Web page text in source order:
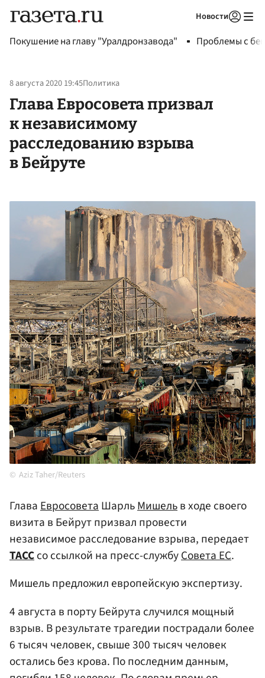
Новости
Покушение на главу "Уралдронзавода" Проблемы с
8 августа 2020 19:45Политика
Глава Евросовета призвал
к независимому
расследованию взрыва
в Бейруте
Aziz Taher/Reuters
ГлаваЕвросоветаШарльМишельв ходе своего
визита в Бейрут призвал провести
независимое расследование взрыва, передает
ТАССсо ссылкой на пресс-службуСовета ЕС.
Мишель предложил европейскую экспертизу.
4 августа в порту Бейрута случился мощный
взрыв. В результате трагедии пострадали более
6 тысяч человек, свыше 300 тысяч человек
остались без крова. По последним данным,